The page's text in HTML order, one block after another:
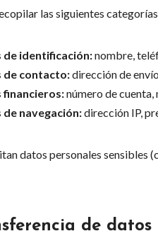
las siguientes
de identificación:nombre,
de contacto:dirección de
financieros:número de
de navegación:dirección IP,
datos personales sensibles
de datos